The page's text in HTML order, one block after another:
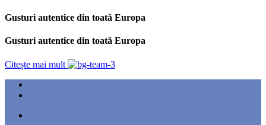
Gusturi autentice din toată Europa
Gusturi autentice din toată Europa
Citește mai mult